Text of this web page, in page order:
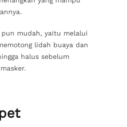
pun mudah, yaitu melalui
lidah buaya dan
halus sebelum